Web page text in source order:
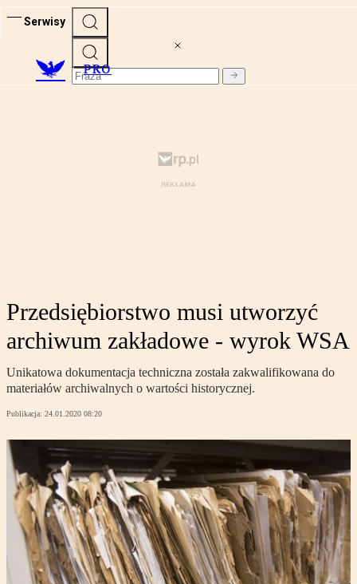
Serwisy
PRO
Przedsiębiorstwo musi utworzyć
archiwum zakładowe - wyrok WSA
Unikatowa dokumentacja techniczna została zakwalifikowana do
materiałów archiwalnych o wartości historycznej.
Publikacja: 24.01.2020 08:20